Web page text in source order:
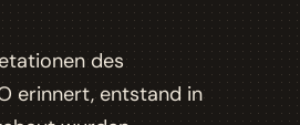
des
erinnert, entstand in